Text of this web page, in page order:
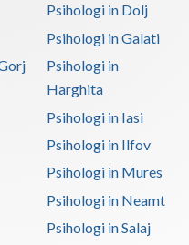
(9)
din a... (1)
Psihologi in Dolj
Psihologi in Galati
Psihologi in
Harghita
Psihologi in Iasi
Psihologi in Ilfov
Psihologi in Mures
Psihologi in Neamt
Psihologi in Salaj